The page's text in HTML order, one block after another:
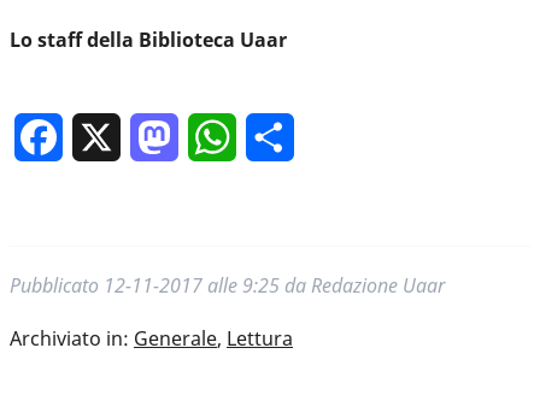
Lo staff della Biblioteca Uaar
Facebook MastodonWhatsApp
Pubblicato 12-11-2017 alle 9:25 da Redazione Uaar
Archiviato in: Generale, Lettura